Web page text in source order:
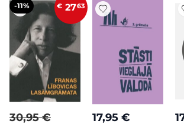
-11% € 2763
30,95 € 17,95 €